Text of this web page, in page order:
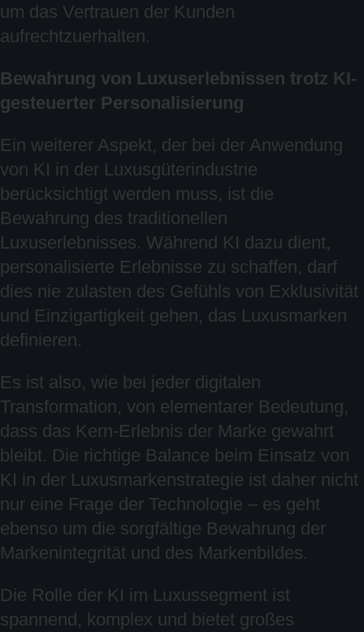
um das Vertrauen der Kunden
aufrechtzuerhalten.
Bewahrung von Luxuserlebnissen trotz KI-
gesteuerter Personalisierung
Ein weiterer Aspekt, der bei der Anwendung
von KI in der Luxusgüterindustrie
berücksichtigt werden muss, ist die
Bewahrung des traditionellen
Luxuserlebnisses. Während KI dazu dient,
personalisierte Erlebnisse zu schaffen, darf
dies nie zulasten des Gefühls von Exklusivität
und Einzigartigkeit gehen, das Luxusmarken
definieren.
Es ist also, wie bei jeder digitalen
Transformation, von elementarer Bedeutung,
dass das Kern-Erlebnis der Marke gewahrt
bleibt. Die richtige Balance beim Einsatz von
KI in der Luxusmarkenstrategie ist daher nicht
nur eine Frage der Technologie – es geht
ebenso um die sorgfältige Bewahrung der
Markenintegrität und des Markenbildes.
Die Rolle der KI im Luxussegment ist
spannend, komplex und bietet großes